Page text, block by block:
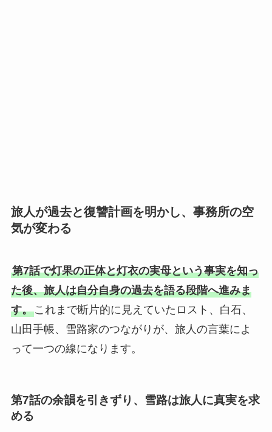
旅人が過去と復讐計画を明かし、事務所の空
気が変わる
第7話で灯果の正体と灯衣の実母という事実を知っ
た後、旅人は自分自身の過去を語る段階へ進みま
す。これまで断片的に見えていたロスト、白石、
山田手帳、雪路家のつながりが、旅人の言葉によ
って一つの線になります。
第7話の余韻を引きずり、雪路は旅人に真実を求
める